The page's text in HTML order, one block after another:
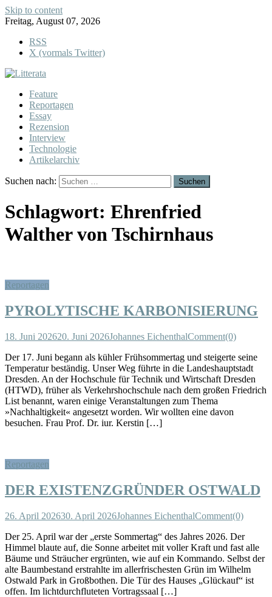
Skip to content
Freitag, August 07, 2026
RSS
X (vormals Twitter)
Feature
Reportagen
Essay
Rezension
Interview
Technologie
Artikelarchiv
Suchen nach:
Schlagwort: Ehrenfried
Walther von Tschirnhaus
Reportagen
PYROLYTISCHE KARBONISIERUNG
18. Juni 202620. Juni 2026Johannes EichenthalComment(0)
Der 17. Juni begann als kühler Frühsommertag und steigerte seine
Temperatur beständig. Unser Weg führte in die Landeshauptstadt
Dresden. An der Hochschule für Technik und Wirtschaft Dresden
(HTWD), früher als Verkehrshochschule nach dem großen Friedrich
List benannt, waren einige Veranstaltungen zum Thema
»Nachhaltigkeit« angesetzt worden. Wir wollten eine davon
besuchen. Frau Prof. Dr. iur. Kerstin […]
Reportagen
DER EXISTENZGRÜNDER OSTWALD
26. April 202630. April 2026Johannes EichenthalComment(0)
Der 25. April war der „erste Sommertag“ des Jahres 2026. Der
Himmel blaute auf, die Sonne arbeitet mit voller Kraft und fast alle
Bäume und Sträucher ergrünten, wie auf ein Kommando. Selbst der
alte Baumbestand erstrahlte im allerfrischesten Grün im Wilhelm
Ostwald Park in Großbothen. Die Tür des Hauses „Glückauf“ ist
offen. Im lichtdurchfluteten Vortragssaal […]